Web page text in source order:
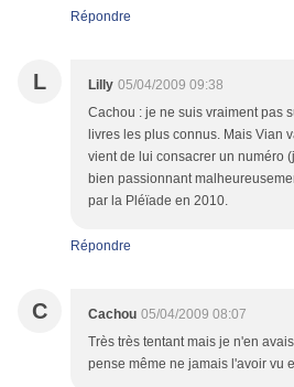
Répondre
L Lilly 05/04/2009 09:38
Cachou : je ne suis vraiment pas
livres les plus connus. Mais Vian
vient de lui consacrer un numéro
bien passionnant
par la Pléïade en 2010.
Répondre
C Cachou 05/04/2009 08:07
Très très tentant mais je n'en
pense même ne jamais l'avoir vu